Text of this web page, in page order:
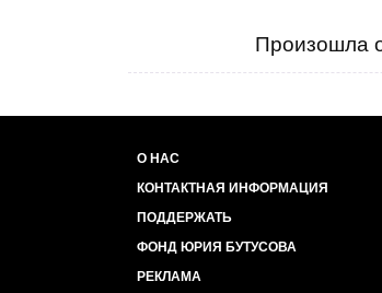
Произошла
О НАС
КОНТАКТНАЯ ИНФОРМАЦИЯ
ПОДДЕРЖАТЬ
ФОНД ЮРИЯ БУТУСОВА
РЕКЛАМА